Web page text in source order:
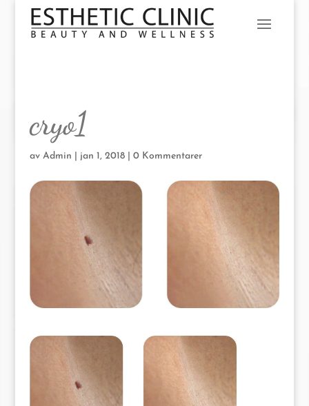
cryo1
av Admin jan 1, 2018| 0 Kommentarer